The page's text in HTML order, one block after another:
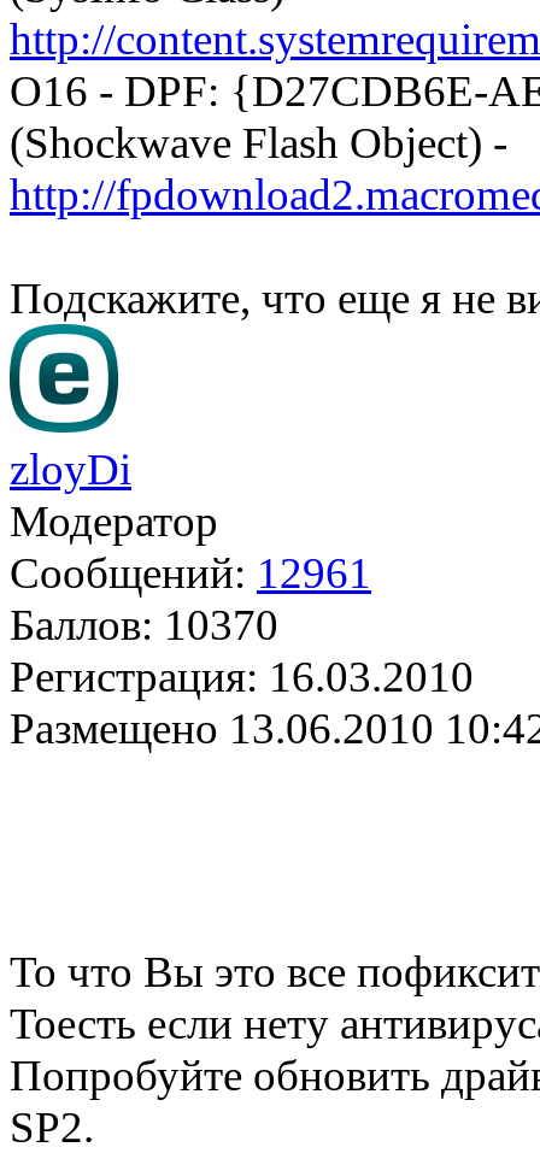
http://
O16 - DPF: {D27CDB6E-
(Shockwave Flash Object) -
http://
Подскажите, что еще я не
zloyDi
Модератор
Сообщений: 12961
Баллов: 10370
Регистрация: 16.03.2010
Размещено 13.06.2010
То что Вы это все
Тоесть если нету
Попробуйте обновить
SP2.